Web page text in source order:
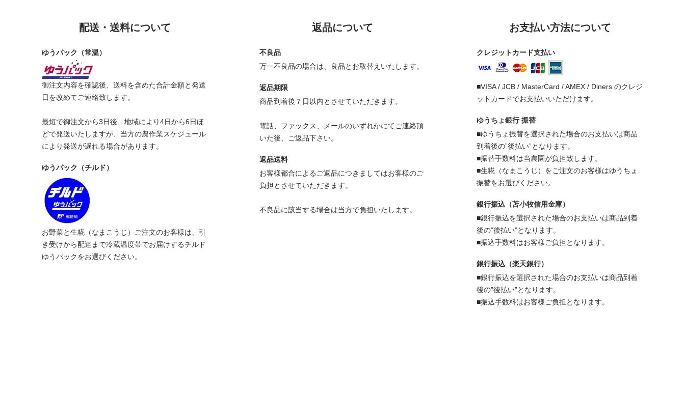
配送・送料について
ゆうパック（常温）
御注文内容を確認後、送料を含めた合計金額と発送
日を改めてご連絡致します。
最短で御注文から3日後、地域により4日から6日ほ
どで発送いたしますが、当方の農作業スケジュール
により発送が遅れる場合があります。
ゆうパック（チルド）
お野菜と生糀（なまこうじ）ご注文のお客様は、引
き受けから配達まで冷蔵温度帯でお届けするチルド
ゆうパックをお選びください。
返品について
不良品
万一不良品の場合は、良品とお取替えいたします。
返品期限
商品到着後７日以内とさせていただきます。
電話、ファックス、メールのいずれかにてご連絡頂
いた後、ご返品下さい。
返品送料
お客様都合によるご返品につきましてはお客様のご
負担とさせていただきます。
不良品に該当する場合は当方で負担いたします。
お支払い方法について
クレジットカード支払い
■VISA / JCB / MasterCard / AMEX / Diners のクレジ
ットカードでお支払いいただけます。
ゆうちょ銀行 振替
■ゆうちょ振替を選択された場合のお支払いは商品
到着後の”後払い”となります。
■振替手数料は当農園が負担致します。
■生糀（なまこうじ）をご注文のお客様はゆうちょ
振替をお選びください。
銀行振込（苫小牧信用金庫）
■銀行振込を選択された場合のお支払いは商品到着
後の”後払い”となります。
■振込手数料はお客様ご負担となります。
銀行振込（楽天銀行）
■銀行振込を選択された場合のお支払いは商品到着
後の”後払い”となります。
■振込手数料はお客様ご負担となります。